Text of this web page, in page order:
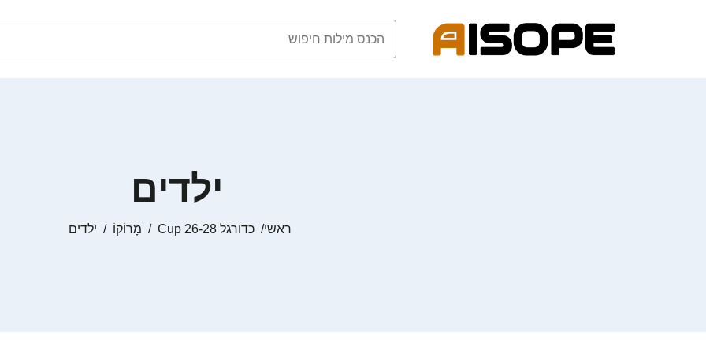
ילדים
ראשי כדורגל Cup 26-28 מָרוֹקוֹ ילדים